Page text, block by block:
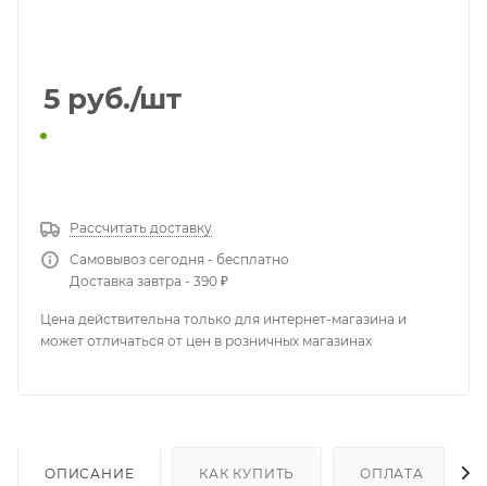
5 руб./шт
Рассчитать доставку
Самовывоз сегодня - бесплатно
Доставка завтра - 390 ₽
Цена действительна только для интернет-магазина и
может отличаться от цен в розничных магазинах
ОПИСАНИЕ КАК КУПИТЬ ОПЛАТА